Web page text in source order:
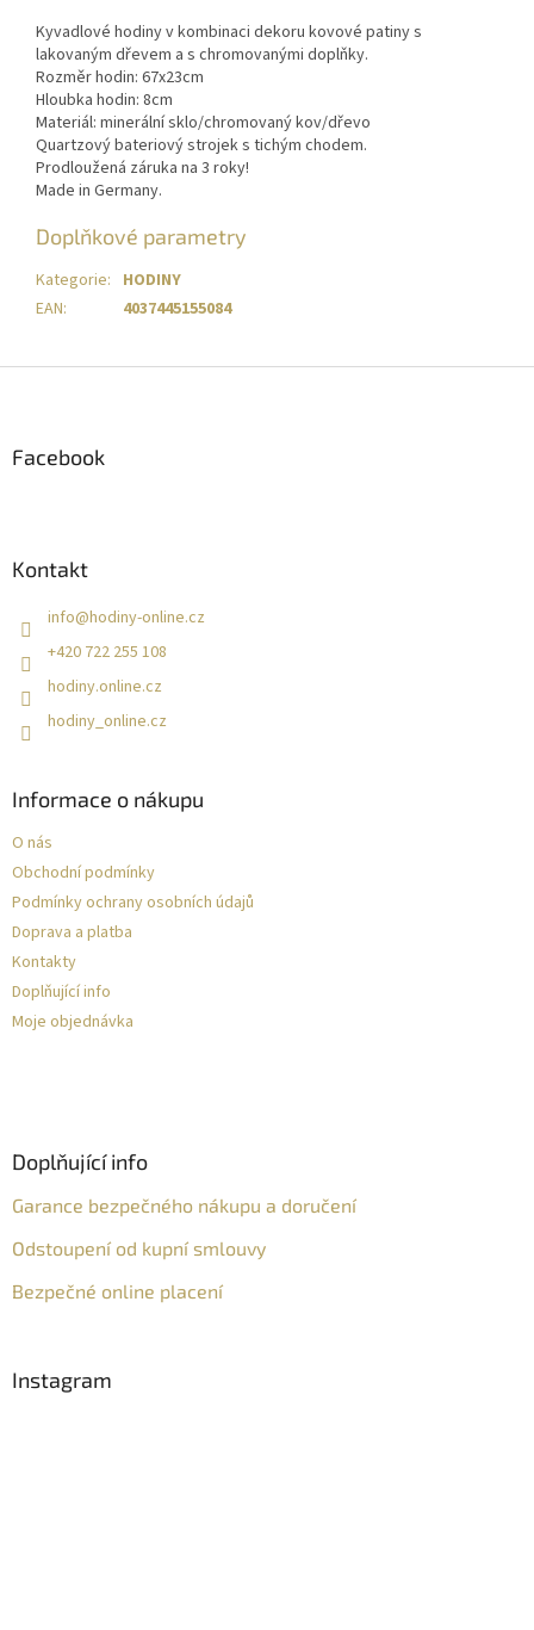
Kyvadlové hodiny v kombinaci dekoru kovové patiny s
lakovaným dřevem a s chromovanými doplňky.
Rozměr hodin: 67x23cm
Hloubka hodin: 8cm
Materiál: minerální sklo/chromovaný kov/dřevo
Quartzový bateriový strojek s tichým chodem.
Prodloužená záruka na 3 roky!
Made in Germany.
Doplňkové parametry
Kategorie: HODINY
EAN: 4037445155084
Facebook
Kontakt
info@hodiny-online.cz
+420 722 255 108
hodiny.online.cz
hodiny_online.cz
Informace o nákupu
O nás
Obchodní podmínky
Podmínky ochrany osobních údajů
Doprava a platba
Kontakty
Doplňující info
Moje objednávka
Doplňující info
Garance bezpečného nákupu a doručení
Odstoupení od kupní smlouvy
Bezpečné online placení
Instagram